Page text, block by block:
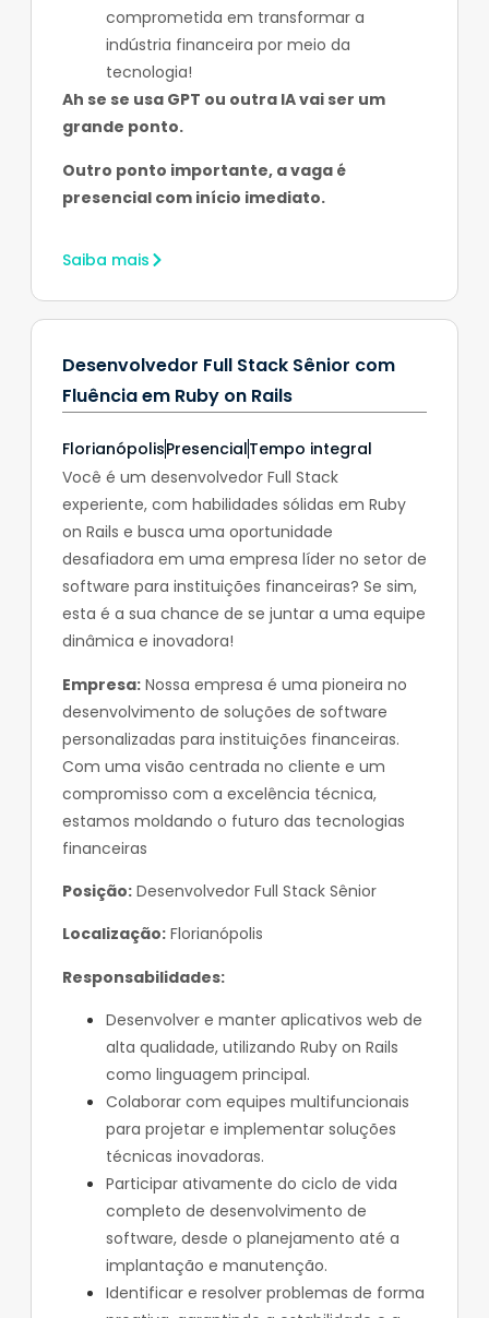
comprometida em transformar a
indústria financeira por meio da
tecnologia!
Ah se se usa GPT ou outra IA vai ser um
grande ponto.
Outro ponto importante, a vaga é
presencial com início imediato.
Saiba mais
Desenvolvedor Full Stack Sênior com
Fluência em Ruby on Rails
FlorianópolisPresencialTempo integral
Você é um desenvolvedor Full Stack
experiente, com habilidades sólidas em Ruby
on Rails e busca uma oportunidade
desafiadora em uma empresa líder no setor de
software para instituições financeiras? Se sim,
esta é a sua chance de se juntar a uma equipe
dinâmica e inovadora!
Empresa: Nossa empresa é uma pioneira no
desenvolvimento de soluções de software
personalizadas para instituições financeiras.
Com uma visão centrada no cliente e um
compromisso com a excelência técnica,
estamos moldando o futuro das tecnologias
financeiras
Posição: Desenvolvedor Full Stack Sênior
Localização: Florianópolis
Responsabilidades:
Desenvolver e manter aplicativos web de
alta qualidade, utilizando Ruby on Rails
como linguagem principal.
Colaborar com equipes multifuncionais
para projetar e implementar soluções
técnicas inovadoras.
Participar ativamente do ciclo de vida
completo de desenvolvimento de
software, desde o planejamento até a
implantação e manutenção.
Identificar e resolver problemas de forma